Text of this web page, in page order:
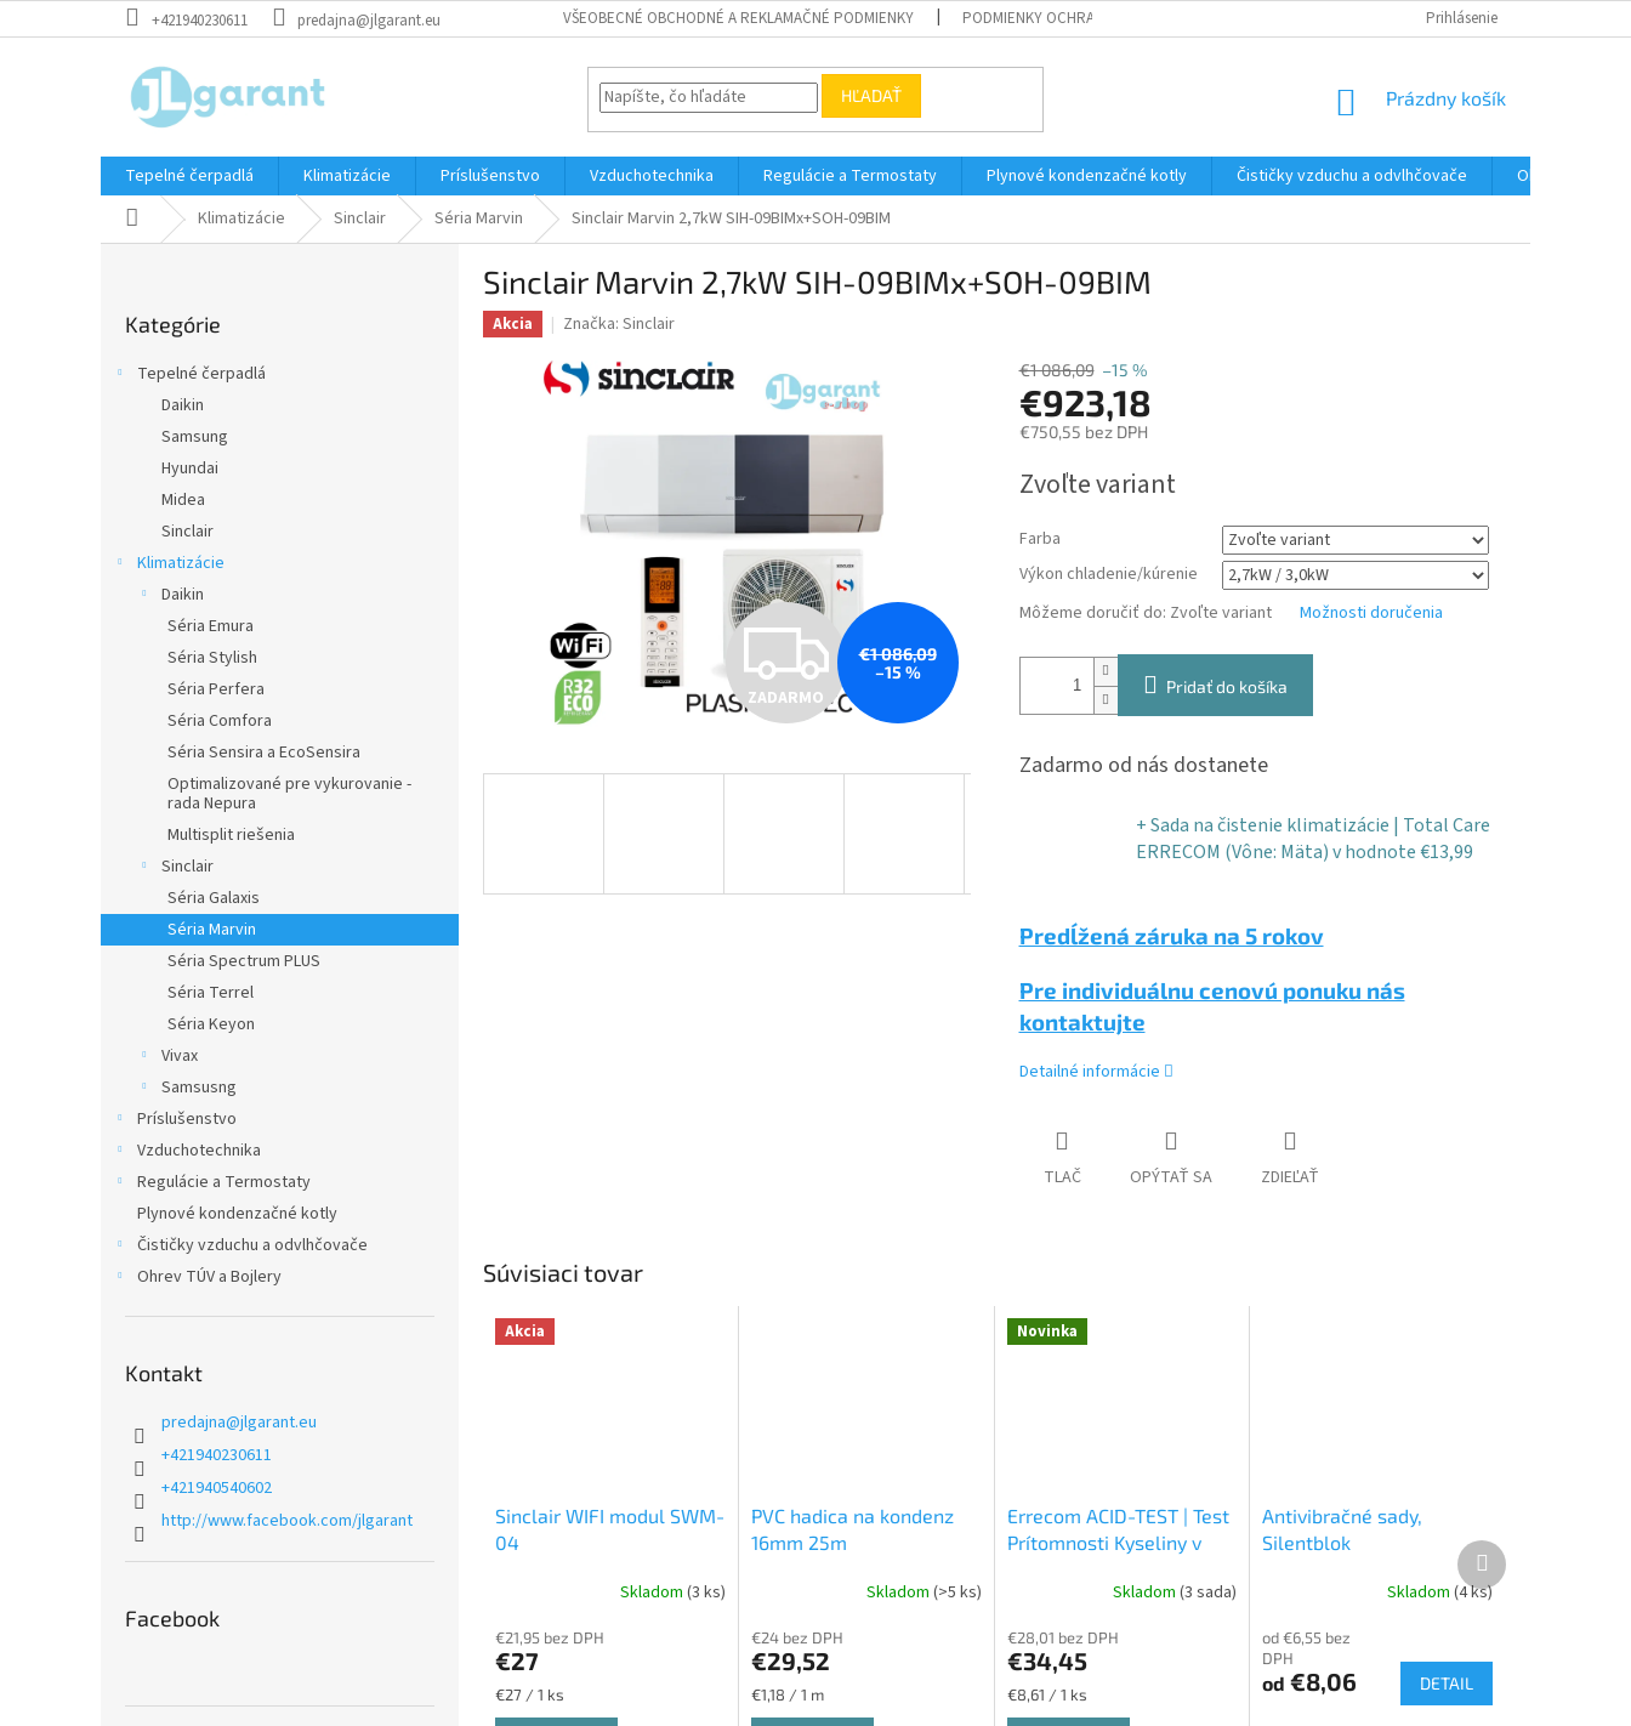
na
+421940230611 predajna@jlgarant.eu VŠEOBECNÉ OBCHODNÉ A REKLAMAČNÉ PODMIENKY PODMIENKY OCHRANY OSOBNÝCH ÚDAJOV Prihlásenie
HĽADAŤ
NÁKUPNÝ
Prázdny košík
Tepelné čerpadlá Klimatizácie Príslušenstvo Vzduchotechnika Regulácie a Termostaty Plynové kondenzačné kotly Čističky vzduchu a odvlhčovače
Ohrev TÚV a
DomovKlimatizácie Sinclair Séria Marvin Sinclair Marvin 2,7kW SIH-09BIMx+SOH-09BIM
kategórie
Kategórie
Tepelné čerpadlá
Daikin
Samsung
Hyundai
Midea
Sinclair
Klimatizácie
Daikin
Séria Emura
Séria Stylish
Séria Perfera
Séria Comfora
Séria Sensira a EcoSensira
Optimalizované pre vykurovanie -
rada Nepura
Multisplit riešenia
Sinclair
Séria Galaxis
Séria Marvin
Séria Spectrum PLUS
Séria Terrel
Séria Keyon
Vivax
Samsusng
Príslušenstvo
Vzduchotechnika
Regulácie a Termostaty
Plynové kondenzačné kotly
Čističky vzduchu a odvlhčovače
Ohrev TÚV a Bojlery
Kontakt
predajna@jlgarant.eu
+421940230611
+421940540602
http://www.facebook.com/jlgarant
Facebook
Sinclair Marvin 2,7kW SIH-09BIMx+SOH-09BIM
Akcia Značka: Sinclair
Z
A
A
ZADARMO
€1 086,09
–15 %
€1 086,09 –15 %
€923,18
€750,55 bez DPH
cena:
Zvoľte variant
Farba
Výkon chladenie/kúrenie
Môžeme doručiť do: Zvoľte variant Možnosti doručenia
Pridať do košíka
Zadarmo od nás dostanete
+ Sada na čistenie klimatizácie | Total Care
ERRECOM (Vône: Mäta)v hodnote €13,99
Predĺžená záruka na 5 rokov
Pre individuálnu cenovú ponuku nás
kontaktujte
Detailné informácie
TLAČ OPÝTAŤ SA ZDIEĽAŤ
Súvisiaci tovar
Akcia
Sinclair WIFI modul SWM-
04
Skladom (3 ks)
€21,95 bez DPH
€27
Jednotková
cena:
€27 / 1 ks
PVC hadica na kondenz
16mm 25m
Skladom (>5 ks)
€24 bez DPH
€29,52
Jednotková
cena:
€1,18 / 1 m
Novinka
Errecom ACID-TEST | Test
Prítomnosti Kyseliny v
Skladom(3 sada)
€28,01 bez DPH
€34,45
Jednotková
cena:
€8,61 / 1 ks
Antivibračné sady,
Silentblok
Skladom (4 ks)
od €6,55 bez
DPH
od €8,06 DETAIL
Ďalší
produkt